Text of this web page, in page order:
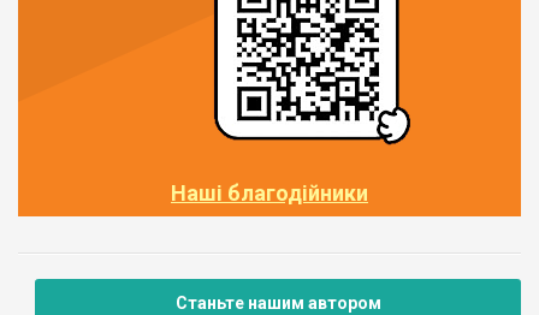
Наші благодійники
Станьте нашим автором